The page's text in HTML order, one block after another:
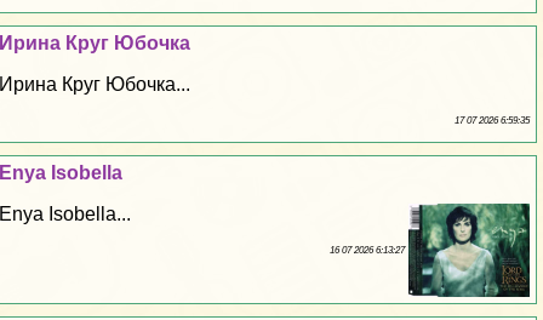
Ирина Круг Юбочка
Ирина Круг Юбочка...
17 07 2026 6:59:35
Enya Isobella
Enya Isobella...
16 07 2026 6:13:27